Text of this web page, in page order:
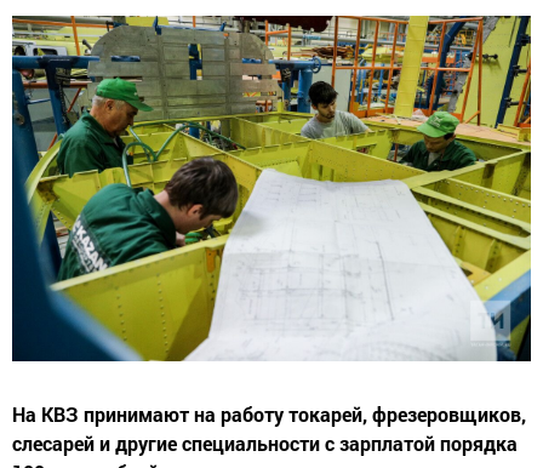
На КВЗ принимают на работу токарей, фрезеровщиков,
слесарей и другие специальности с зарплатой порядка